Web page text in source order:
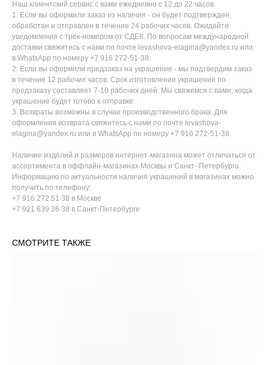
Наш клиентский сервис с вами ежедневно с 12 до 22 часов.
1. Если вы оформили заказ из наличия - он будет подтвержден,
обработан и отправлен в течение 24 рабочих часов. Ожидайте
уведомления с трек-номером от СДЕК. По вопросам международной
доставки свяжитесь с нами по почте levashova-elagina@yandex.ru или
в WhatsApp по номеру +7 916 272-51-38.
2. Если вы оформили предзаказ на украшение - мы подтвердим заказ
в течение 12 рабочих часов. Срок изготовления украшения по
предзаказу составляет 7-10 рабочих дней. Мы свяжемся с вами, когда
украшение будет готово к отправке.
3. Возвраты возможны в случае производственного брака. Для
оформления возврата свяжитесь с нами по почте levashova-
elagina@yandex.ru или в WhatsApp по номеру +7 916 272-51-38.
Наличие изделий и размеров интернет-магазина может отличаться от
ассортимента в оффлайн-магазинах Москвы и Санкт- Петербурга.
Информацию по актуальности наличия украшений в магазинах можно
получить по телефону:
+7 916 272 51 38 в Москве
+7 921 639 36 38 в Санкт-Петербурге
СМОТРИТЕ ТАКЖЕ